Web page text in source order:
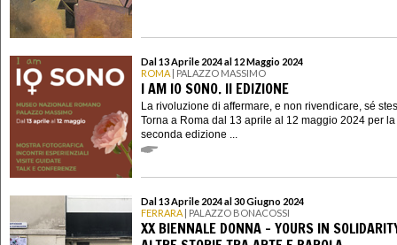
Dal 13 Aprile 2024 al 12 Maggio 2024
ROMA | PALAZZO MASSIMO
I AM IO SONO. II EDIZIONE
La rivoluzione di affermare, e non rivendicare, sé
Torna a Roma dal 13 aprile al 12 maggio 2024 per la
seconda edizione ...
Dal 13 Aprile 2024 al 30 Giugno 2024
FERRARA | PALAZZO BONACOSSI
XX BIENNALE DONNA - YOURS IN